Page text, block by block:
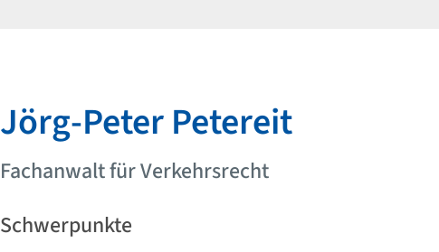
Jörg-Peter Petereit
Fachanwalt für Verkehrsrecht
Schwerpunkte